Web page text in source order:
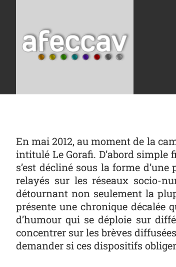
En mai 2012, au moment de la
intitulé Le Gorafi. D’abord simple
s’est décliné sous la forme
relayés sur les réseaux socio-
détournant non seulement la
présente une chronique décalée
d’humour qui se déploie sur
concentrer sur les brèves
demander si ces dispositifs